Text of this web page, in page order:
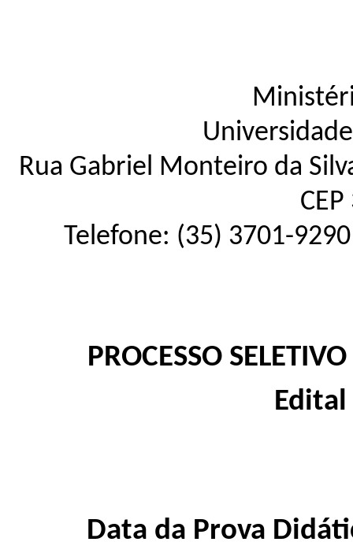
Rua Gabriel Monteiro da
Telefone: (35) 3701-
PROCESSO
Data da Prova